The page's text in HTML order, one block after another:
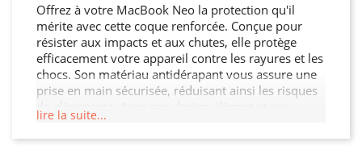
Offrez à votre MacBook Neo la protection qu'il
mérite avec cette coque renforcée. Conçue pour
résister aux impacts et aux chutes, elle protège
efficacement votre appareil contre les rayures et les
chocs. Son matériau antidérapant vous assure une
prise en main sécurisée, réduisant ainsi les risques
découpes précises, cette coque permet un accès
facile à tous les ports et boutons. Protégez votre
lire la suite...